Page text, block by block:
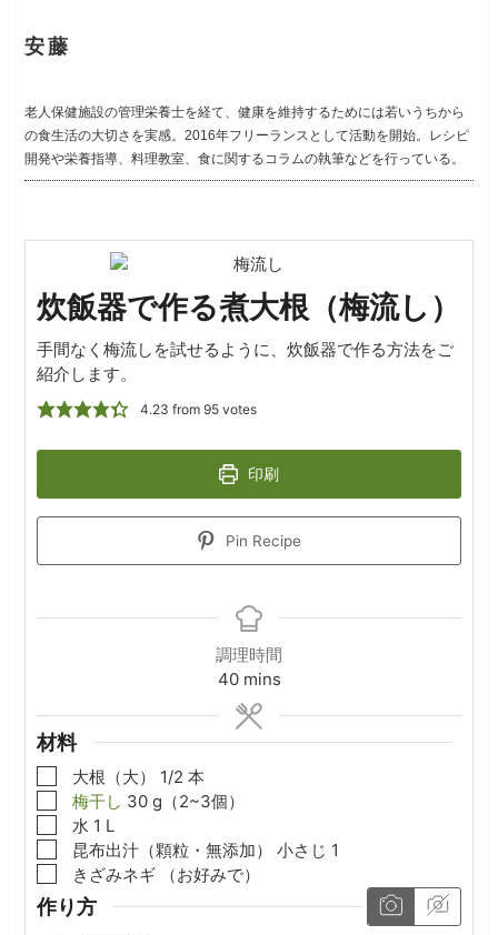
安藤
老人保健施設の管理栄養士を経て、健康を維持するためには若いうちから
の食生活の大切さを実感。2016年フリーランスとして活動を開始。レシピ
開発や栄養指導、料理教室、食に関するコラムの執筆などを行っている。
炊飯器で作る煮大根（梅流し）
手間なく梅流しを試せるように、炊飯器で作る方法をご
紹介します。
4.23 from 95votes
印刷
Pin Recipe
調理時間
40minutes
mins
材料
▢
大根（大） 1/2 本
▢
梅干し 30 g（2~3個）
▢
水 1 L
▢
昆布出汁（顆粒・無添加） 小さじ 1
▢
きざみネギ （お好みで）
作り方